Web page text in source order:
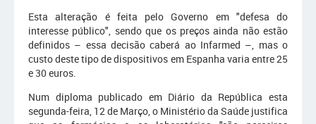
Esta alteração é feita pelo Governo em "defesa do
interesse público", sendo que os preços ainda não estão
definidos – essa decisão caberá ao Infarmed –, mas o
custo deste tipo de dispositivos em Espanha varia entre 25
e 30 euros.
Num diploma publicado em Diário da República esta
segunda-feira, 12 de Março, o Ministério da Saúde justifica